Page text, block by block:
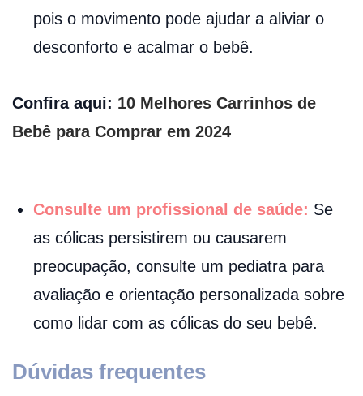
pois o movimento pode ajudar a aliviar o
desconforto e acalmar o bebê.
Confira aqui: 10 Melhores Carrinhos de
Bebê para Comprar em 2024
Consulte um profissional de saúde: Se
as cólicas persistirem ou causarem
preocupação, consulte um pediatra para
avaliação e orientação personalizada sobre
como lidar com as cólicas do seu bebê.
Dúvidas frequentes